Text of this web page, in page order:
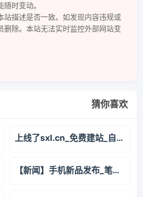
时变动。
站描述是否一致。如发现内容违规或
除。本站无法实时监控外部网站变
猜你喜欢
上线了sxl.cn_免费建站_自助建站_免费网站建设_小程序制作
【新闻】手机新品发布_笔记本平板电脑资讯_汽车智能家电动态-爱科技